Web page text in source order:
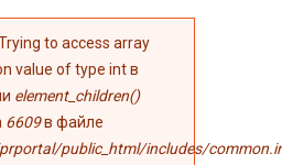
об
to access array
value of type int в
element_children()
6609в файле
public_html/includes/